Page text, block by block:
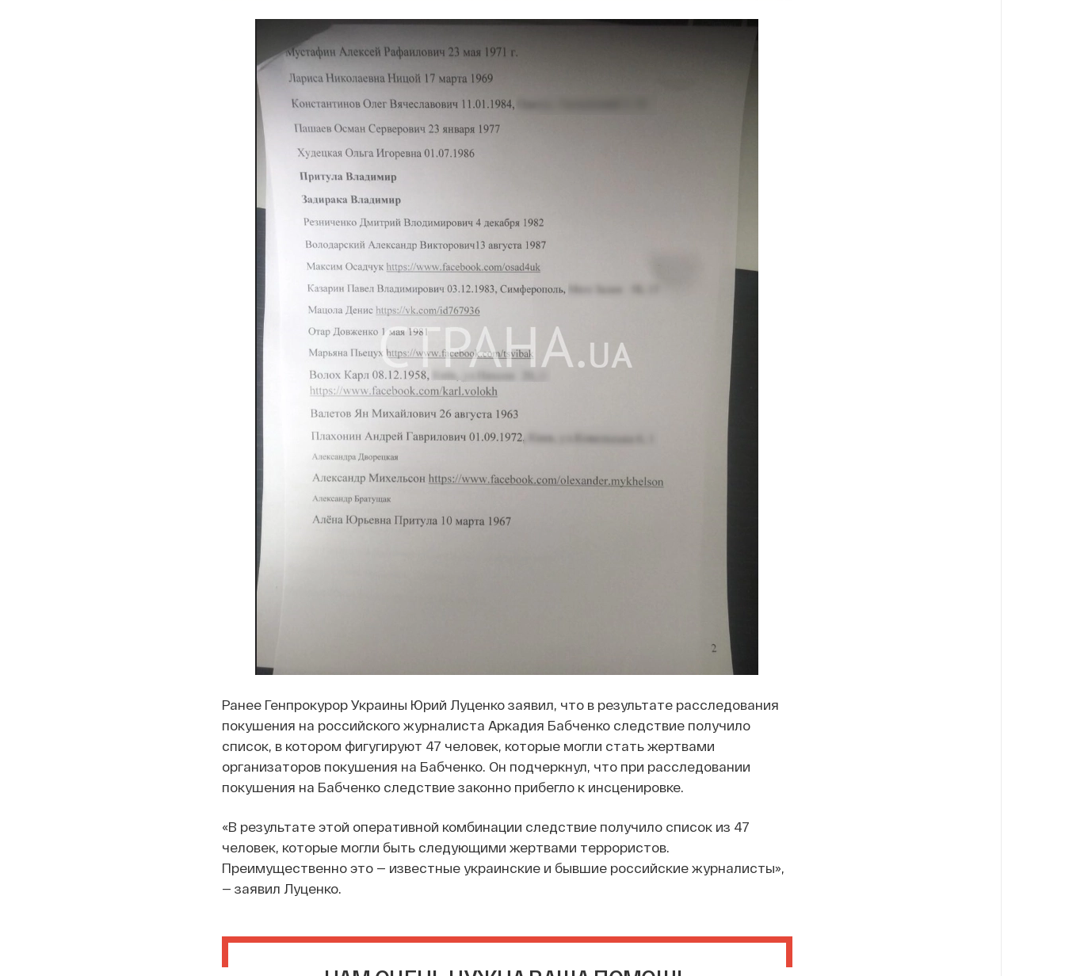
Ранее Генпрокурор Украины Юрий Луценко заявил, что в результате расследования
покушения на российского журналиста Аркадия Бабченко следствие получило
список, в котором фигугируют 47 человек, которые могли стать жертвами
организаторов покушения на Бабченко. Он подчеркнул, что при расследовании
покушения на Бабченко следствие законно прибегло к инсценировке.
«В результате этой оперативной комбинации следствие получило список из 47
человек, которые могли быть следующими жертвами террористов.
Преимущественно это — известные украинские и бывшие российские журналисты»,
— заявил Луценко.